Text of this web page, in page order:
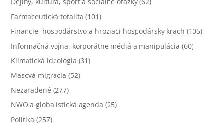
Dejiny, kultúra, šport a sociálne otázky (62)
Farmaceutická totalita (101)
Financie, hospodárstvo a hroziaci hospodársky krach (105)
Informačná vojna, korporátne médiá a manipulácia (60)
Klimatická ideológia (31)
Masová migrácia (52)
Nezaradené (277)
NWO a globalistická agenda (25)
Politika (257)